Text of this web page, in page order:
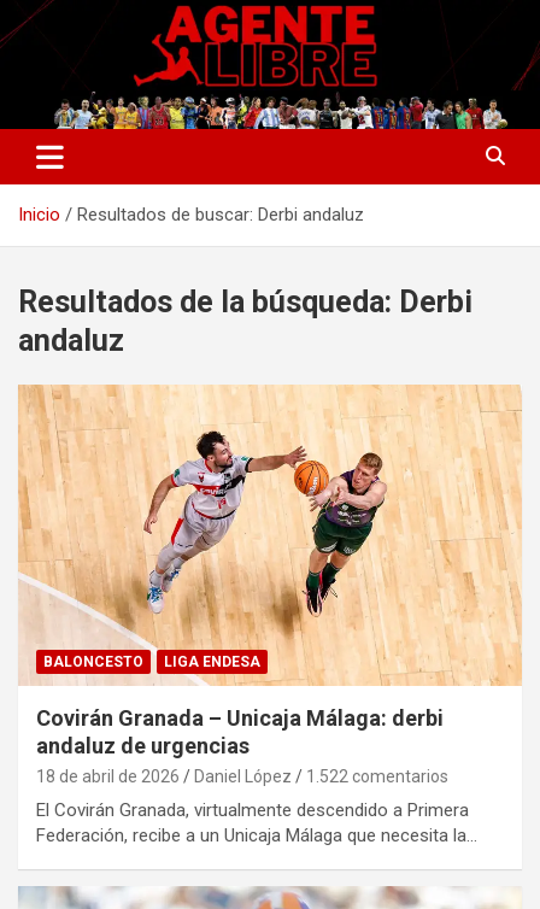
Saltar
al
Agente Libre Digital
La nueva generación del periodismo deportivo.
Inicio Resultados de buscar: Derbi andaluz
Resultados de la búsqueda: Derbi
andaluz
BALONCESTO LIGA ENDESA
Covirán Granada – Unicaja Málaga: derbi
andaluz de urgencias
18 de abril de 2026 Daniel López 1.522 comentarios
El Covirán Granada, virtualmente descendido a Primera
Federación, recibe a un Unicaja Málaga que necesita la…